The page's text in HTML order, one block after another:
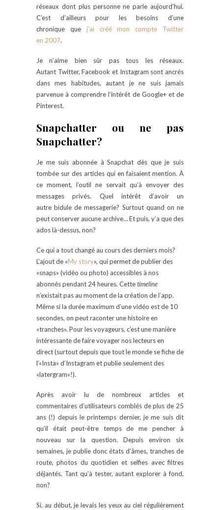
réseaux dont plus personne ne parle aujourd’hui.
C’est d’ailleurs pour les besoins d’une
chronique que j’ai créé mon compte Twitter
en 2007.
Je n’aime bien sûr pas tous les réseaux.
Autant Twitter, Facebook et Instagram sont ancrés
dans mes habitudes, autant je ne suis jamais
parvenue à comprendre l’intérêt de Google+ et de
Pinterest.
Snapchatter ou ne pas
Snapchatter?
Je me suis abonnée à Snapchat dès que je suis
tombée sur des articles qui en faisaient mention. À
ce moment, l’outil ne servait qu’à envoyer des
messages privés. Quel intérêt d’avoir un
autre bidule de messagerie? Surtout quand on ne
peut conserver aucune archive… Et puis, y’a que des
ados là-dessus, non?
Ce qui a tout changé au cours des derniers mois?
L’ajout de «My story», qui permet de publier des
«snaps» (vidéo ou photo) accessibles à nos
abonnés pendant 24 heures. Cettetimeline
n’existait pas au moment de la création de l’app.
Même si la durée maximum d’une vidéo est de 10
secondes, on peut raconter une histoire en
«tranches». Pour les voyageurs, c’est une manière
intéressante de faire voyager nos lecteurs en
direct (surtout depuis que tout le monde se fiche de
l’«Insta» d’Instagram et publie seulement des
«latergram»!).
Après avoir lu de nombreux articles et
commentaires d’utilisateurs comblés de plus de 25
ans (!) depuis le printemps dernier, je me suis dit
qu’il était peut-être temps de me pencher à
nouveau sur la question. Depuis environ six
semaines, je publie donc états d’âmes, tranches de
route, photos du quotidien et selfies avec filtres
déjantés. Tant qu’à tester, autant explorer à fond,
non?
Si, au début, je levais les yeux au ciel régulièrement